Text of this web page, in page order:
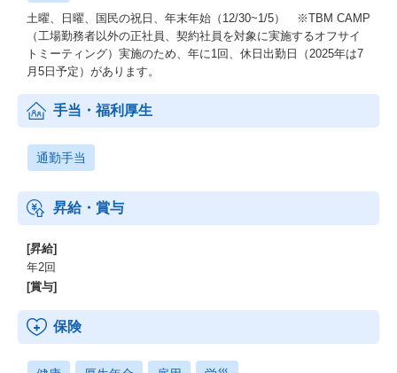
土曜、日曜、国民の祝日、年末年始（12/30~1/5） ※TBM CAMP
（工場勤務者以外の正社員、契約社員を対象に実施するオフサイ
トミーティング）実施のため、年に1回、休日出勤日（2025年は7
月5日予定）があります。
手当・福利厚生
通勤手当
昇給・賞与
[昇給]
年2回
[賞与]
保険